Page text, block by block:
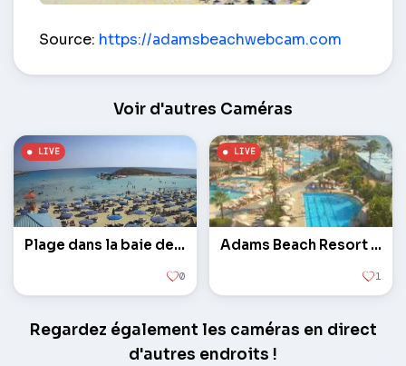
Source: https://adamsbeachwebcam.com
Voir d'autres Caméras
Plage dans la baie de Nissi
0
Adams Beach Resort Hôtel
1
Regardez également les caméras en direct
d'autres endroits !